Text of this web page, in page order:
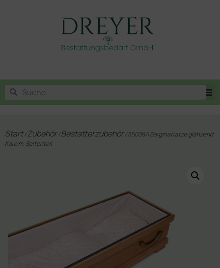
Start/Zubehör/Bestatterzubehör/ 55006/1 Sargmatratze glänzend
Karo m. Seitenteil